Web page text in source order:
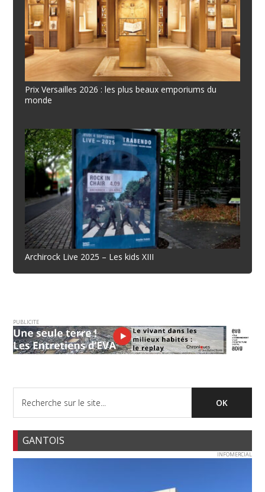
Prix Versailles 2026 : les plus beaux emporiums du
monde
Archirock Live 2025 – Les kids XIII
PUBLICITE
GANTOIS
INFOMERCIAL